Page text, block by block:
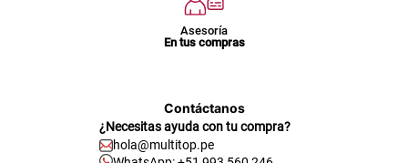
Asesoría
En tus compras
Contáctanos
¿Necesitas ayuda con tu compra?
hola@multitop.pe